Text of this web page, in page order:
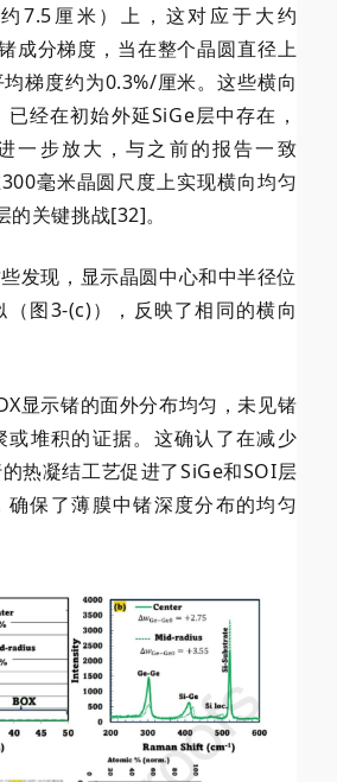
7.5厘米）上，这对应于大约
成分梯度，当在整个晶圆直径上
梯度约为0.3%/厘米。这些横向
经在初始外延SiGe层中存在，
一步放大，与之前的报告一致
毫米晶圆尺度上实现横向均匀
的关键挑战[32]。
发现，显示晶圆中心和中半径位
（图3-(c)），反映了相同的横向
显示锗的面外分布均匀，未见锗
或堆积的证据。这确认了在减少
热凝结工艺促进了SiGe和SOI层
确保了薄膜中锗深度分布的均匀